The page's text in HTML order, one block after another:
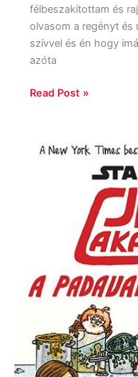
félbeszakítottam és
olvasom a regényt és
szívvel és én hogy
azóta
Read Post »
Brown:
visszatér